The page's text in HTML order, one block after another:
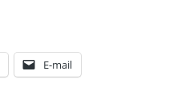
E-mail